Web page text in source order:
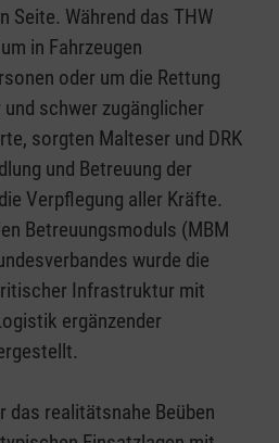
Seite. Während das THW
in Fahrzeugen
oder um die Rettung
schwer zugänglicher
sorgten Malteser und DRK
und Betreuung der
Verpflegung aller Kräfte.
Betreuungsmoduls (MBM
wurde die
Infrastruktur mit
ergänzender
das realitätsnahe Beüben